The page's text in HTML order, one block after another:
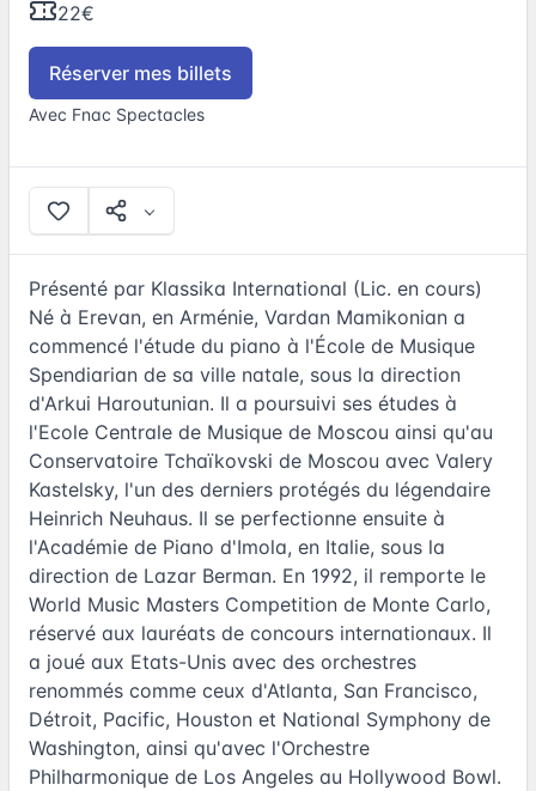
22€
Réserver mes billets
Avec Fnac Spectacles
Présenté par Klassika International (Lic. en cours)
Né à Erevan, en Arménie, Vardan Mamikonian a
commencé l'étude du piano à l'École de Musique
Spendiarian de sa ville natale, sous la direction
d'Arkui Haroutunian. Il a poursuivi ses études à
l'Ecole Centrale de Musique de Moscou ainsi qu'au
Conservatoire Tchaïkovski de Moscou avec Valery
Kastelsky, l'un des derniers protégés du légendaire
Heinrich Neuhaus. Il se perfectionne ensuite à
l'Académie de Piano d'Imola, en Italie, sous la
direction de Lazar Berman. En 1992, il remporte le
World Music Masters Competition de Monte Carlo,
réservé aux lauréats de concours internationaux. Il
a joué aux Etats-Unis avec des orchestres
renommés comme ceux d'Atlanta, San Francisco,
Détroit, Pacific, Houston et National Symphony de
Washington, ainsi qu'avec l'Orchestre
Philharmonique de Los Angeles au Hollywood Bowl.